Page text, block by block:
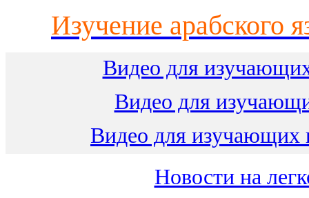
Изучение арабского
Видео для
Видео для
Видео для изучающих
Новости на